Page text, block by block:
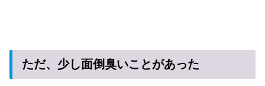
ただ、少し面倒臭いことがあった